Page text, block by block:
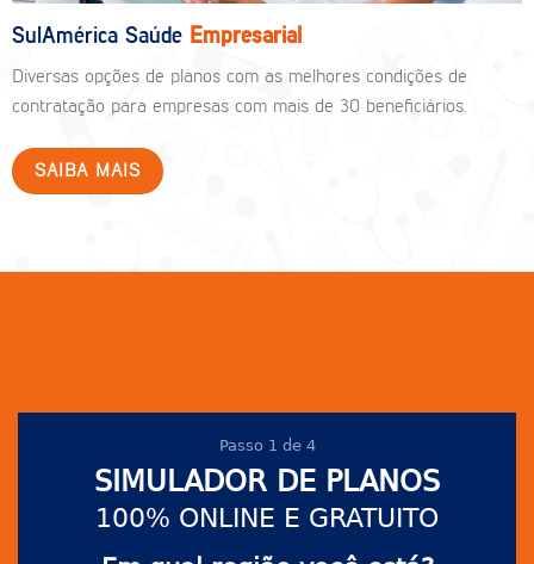
SulAmérica Saúde Empresarial
Diversas opções de planos com as melhores condições de
contratação para empresas com mais de 30 beneficiários.
SAIBA MAIS